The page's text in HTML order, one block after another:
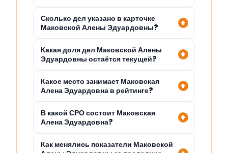
Сколько дел указано в карточке
Маковской Алены Эдуардовны?
Какая доля дел Маковской Алены
Эдуардовны остаётся текущей?
Какое место занимает Маковская
Алена Эдуардовна в рейтинге?
В какой СРО состоит Маковская
Алена Эдуардовна?
Как менялись показатели Маковской